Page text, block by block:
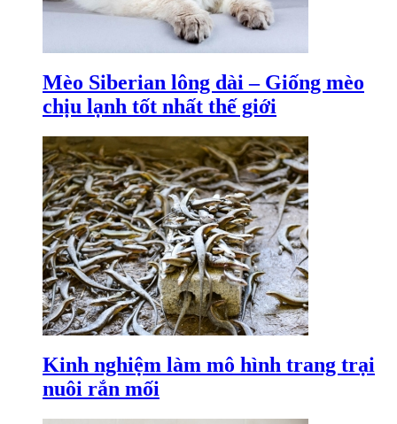
Mèo Siberian lông dài – Giống mèo
chịu lạnh tốt nhất thế giới
Kinh nghiệm làm mô hình trang trại
nuôi rắn mối